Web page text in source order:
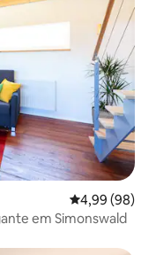
4,99 de uma
4,99 (98)
em Simonswald